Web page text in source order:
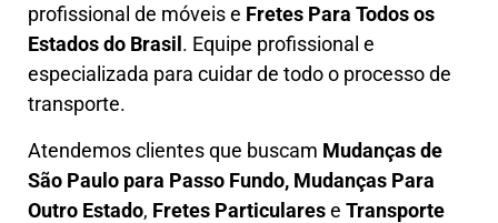
profissional de móveis e Fretes Para Todos os
Estados do Brasil . Equipe profissional e
especializada para cuidar de todo o processo de
transporte.
Atendemos clientes que buscam Mudançasde
São Paulo para Passo Fundo, Mudanças Para
Outro Estado, Fretes Particularese Transporte